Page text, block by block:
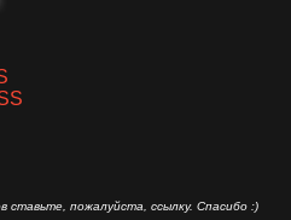
ставьте, пожалуйста, ссылку. Спасибо :)